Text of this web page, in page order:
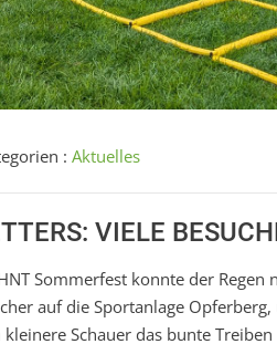
: Aktuelles
VIELE
Sommerfest konnte der
auf die Sportanlage
Schauer das bunte